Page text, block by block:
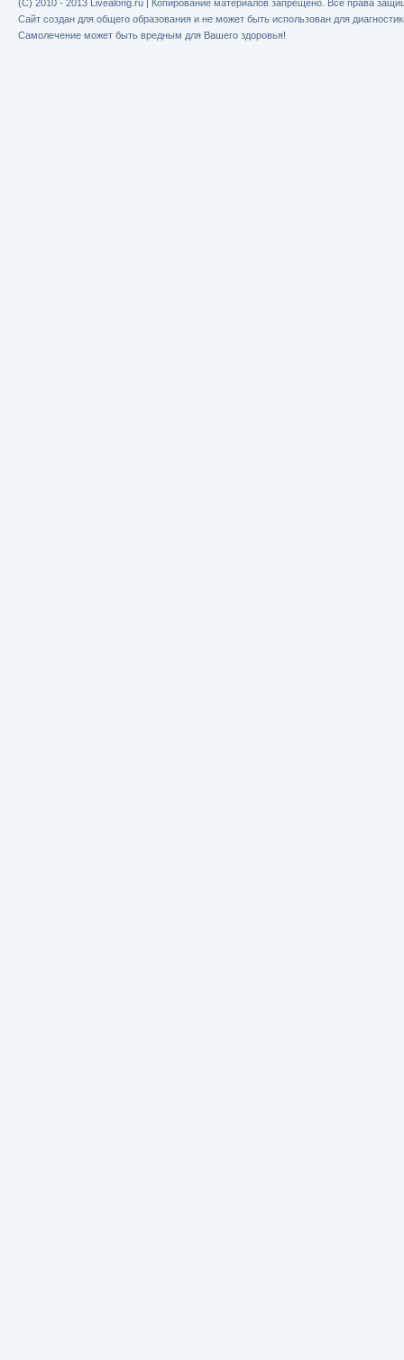
(C) 2010 - 2013 Livealong.ru | Копирование материалов запрещено. Все права
Сайт создан для общего образования и не может быть использован для
Самолечение может быть вредным для Вашего здоровья!